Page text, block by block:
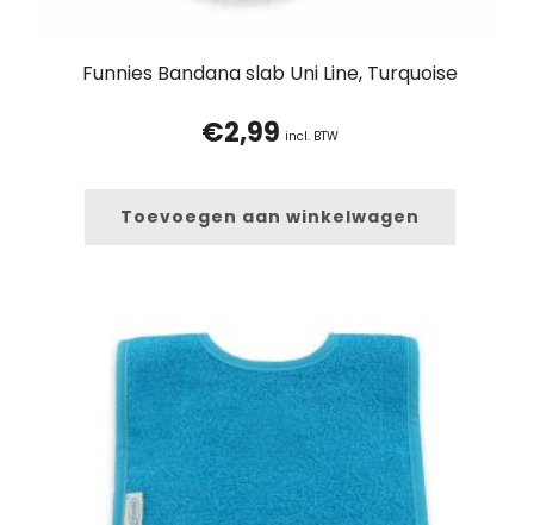
Funnies Bandana slab Uni Line, Turquoise
€2,99 incl. BTW
Toevoegen aan winkelwagen